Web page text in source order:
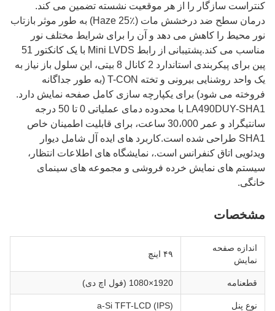
کنتراست سازگار را از هر موقعیت نشسته تضمین می کند.
درمان سطح ضد درخشش مات (Haze 25٪) به طور موثر بازتاب
نور محیط را کاهش می دهد و آن را برای شرایط مختلف نور
مناسب می کند.پشتیبانی از رابط Mini LVDS با یک کانکتور 51
پین برای پیکربندی استاندارد 2 کانال 8 بیتی، این سلول باز نیاز به
یک واحد روشنایی بیرونی و تخته T-CON (به طور جداگانه
فروخته می شود) برای یکپارچه سازی کامل صفحه نمایش دارد.
LA490DUY-SHA1 با محدوده دمای عملیاتی 0 تا 50 درجه
سانتیگراد و عمر 30،000 ساعت، برای قابلیت اطمینان خاص
SHA1 طراحی شده است.کاربرد های ایده آل شامل دیوار
ویدئویی اتاق کنفرانس است.، نمایشگاه های اطلاعات انتظار،
سیستم های نمایش خرده فروشی و مجموعه های سینمای
خانگی.
مشخصات
اندازه صفحه
نمایش
۴۹ اینچ
قطعنامه 1920×1080 (فول اچ دی)
نوع پنل a-Si TFT-LCD (IPS)